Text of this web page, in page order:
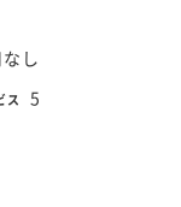
し
ス 5